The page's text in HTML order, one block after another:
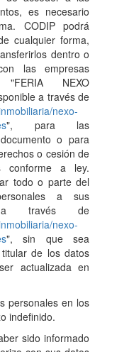
es necesario
CODIP podrá
cualquier forma,
dentro o
las empresas
NEXO
a través de
nexo-
", para las
o para
o cesión de
conforme a ley.
todo o parte del
a sus
a través de
nexo-
", sin que sea
de los datos
actualizada en
personales en los
indefinido.
sido informado